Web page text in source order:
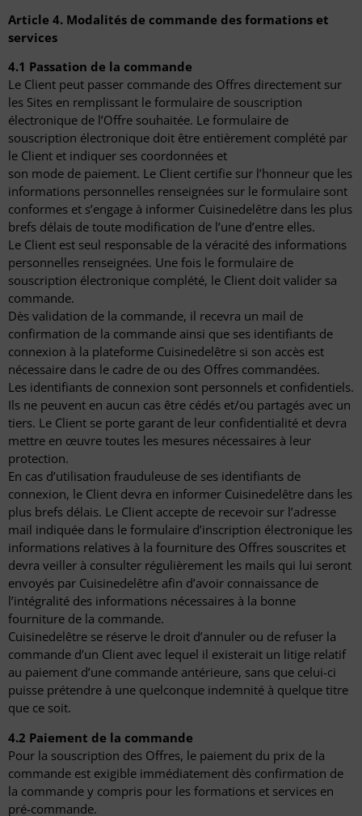
Article 4. Modalités de commande des formations et
services
4.1 Passation de la commande
Le Client peut passer commande des Offres directement sur
les Sites en remplissant le formulaire de souscription
électronique de l’Offre souhaitée. Le formulaire de
souscription électronique doit être entièrement complété par
le Client et indiquer ses coordonnées et
son mode de paiement. Le Client certifie sur l’honneur que les
informations personnelles renseignées sur le formulaire sont
conformes et s’engage à informer Cuisinedelêtre dans les plus
brefs délais de toute modification de l’une d’entre elles.
Le Client est seul responsable de la véracité des informations
personnelles renseignées. Une fois le formulaire de
souscription électronique complété, le Client doit valider sa
commande.
Dès validation de la commande, il recevra un mail de
confirmation de la commande ainsi que ses identifiants de
connexion à la plateforme Cuisinedelêtre si son accès est
nécessaire dans le cadre de ou des Offres commandées.
Les identifiants de connexion sont personnels et confidentiels.
Ils ne peuvent en aucun cas être cédés et/ou partagés avec un
tiers. Le Client se porte garant de leur confidentialité et devra
mettre en œuvre toutes les mesures nécessaires à leur
protection.
En cas d’utilisation frauduleuse de ses identifiants de
connexion, le Client devra en informer Cuisinedelêtre dans les
plus brefs délais. Le Client accepte de recevoir sur l’adresse
mail indiquée dans le formulaire d’inscription électronique les
informations relatives à la fourniture des Offres souscrites et
devra veiller à consulter régulièrement les mails qui lui seront
envoyés par Cuisinedelêtre afin d’avoir connaissance de
l’intégralité des informations nécessaires à la bonne
fourniture de la commande.
Cuisinedelêtre se réserve le droit d’annuler ou de refuser la
commande d’un Client avec lequel il existerait un litige relatif
au paiement d’une commande antérieure, sans que celui-ci
puisse prétendre à une quelconque indemnité à quelque titre
que ce soit.
4.2 Paiement de la commande
Pour la souscription des Offres, le paiement du prix de la
commande est exigible immédiatement dès confirmation de
la commande y compris pour les formations et services en
pré-commande.